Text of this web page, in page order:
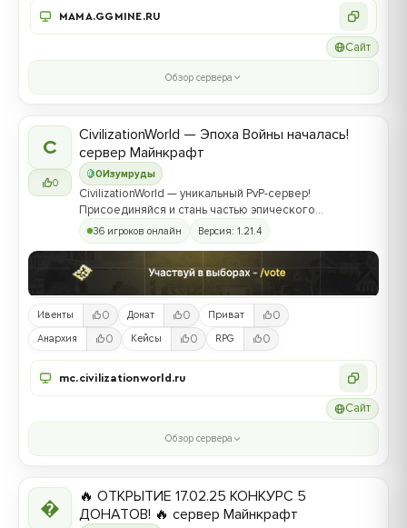
MAMA.GGMINE.RU
Сайт
Обзор сервера
C
0
0Изумруды
CivilizationWorld — Эпоха Войны началась!
сервер Майнкрафт
CivilizationWorld — уникальный PvP-сервер!
Присоединяйся и стань частью эпического
противостояния между Альвами и Йотунами!
36 игроков онлайн Версия: 1.21.4
Ивенты 0 Донат 0 Приват 0
Анархия 0 Кейсы 0 RPG 0
mc.civilizationworld.ru
Сайт
Обзор сервера

🔥 ОТКРЫТИЕ 17.02.25 КОНКУРС 5
ДОНАТОВ! 🔥 сервер Майнкрафт